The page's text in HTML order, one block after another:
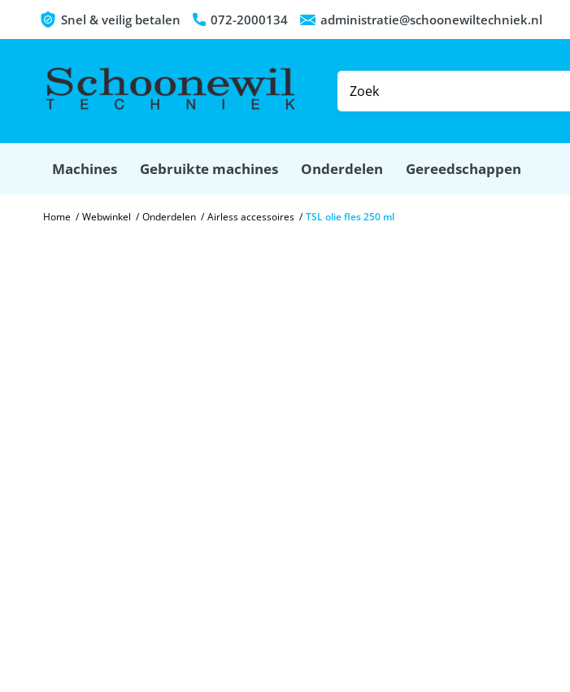
Snel & veilig betalen 072-2000134 administratie@schoonewiltechniek.nl
Machines Gebruikte machines Onderdelen Gereedschappen
Home / Webwinkel / Onderdelen / Airless accessoires / TSL olie fles 250 ml